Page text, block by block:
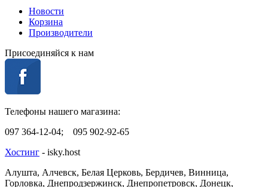
Новости
Корзина
Производители
Присоединяйся к нам
Телефоны нашего магазина:
097 364-12-04; 095 902-92-65
Хостинг - isky.host
Алушта, Алчевск, Белая Церковь, Бердичев, Винница,
Горловка, Днепродзержинск, Днепропетровск, Донецк,